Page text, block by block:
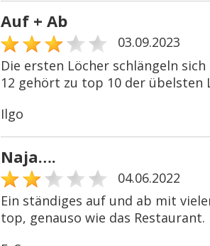
Auf + Ab
03.09.2023
Die ersten Löcher schlängeln
12 gehört zu top 10 der übelsten
Ilgo
Naja….
04.06.2022
Ein ständiges auf und ab mit
top, genauso wie das Restaurant.